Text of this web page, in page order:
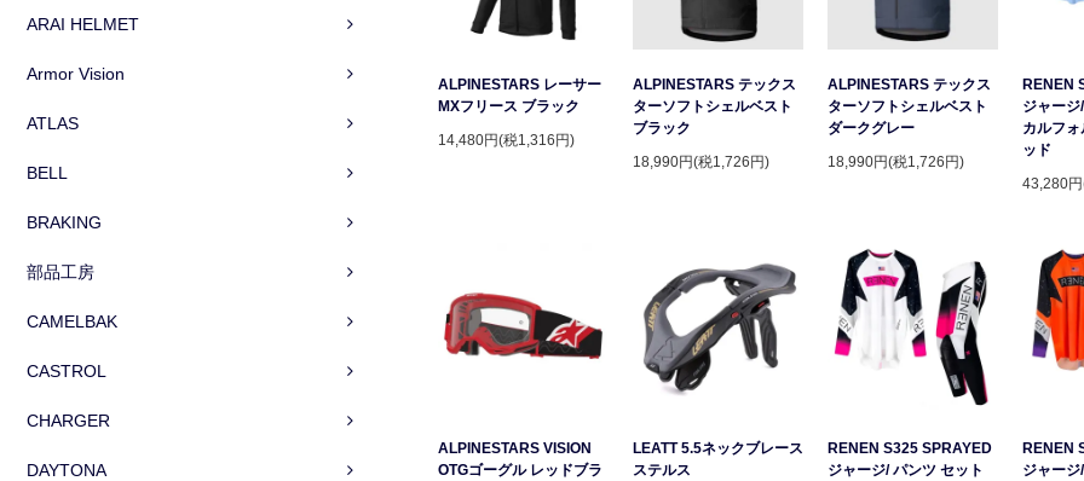
ARAI HELMET
Armor Vision
ATLAS
BELL
BRAKING
部品工房
CAMELBAK
CASTROL
CHARGER
DAYTONA
ALPINESTARS レーサー
MXフリース ブラック
14,480円(税1,316円)
ALPINESTARS テックス
ターソフトシェルベスト
ブラック
18,990円(税1,726円)
ALPINESTARS テックス
ターソフトシェルベスト
ダークグレー
18,990円(税1,726円)
RENEN
ジャージ
カルフ
ッド
43,280
ALPINESTARS VISION
OTGゴーグル レッドブラ
LEATT 5.5ネックブレース
ステルス
RENEN S325 SPRAYED
ジャージ/ パンツ セット
RENEN
ジャージ